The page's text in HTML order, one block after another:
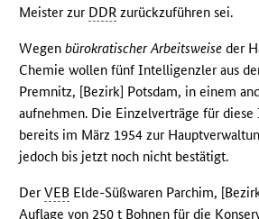
Meister zur DDR zurückzuführen sei.
Wegenbürokratischer Arbeitsweise der
Chemie wollen fünf Intelligenzler aus
Premnitz, [Bezirk] Potsdam, in einem
aufnehmen. Die Einzelverträge für
bereits im März 1954 zur
jedoch bis jetzt noch nicht bestätigt.
DerVEB Elde-Süßwaren Parchim,
Auflage von 250 t Bohnen für die